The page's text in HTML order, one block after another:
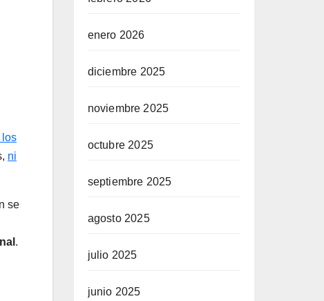
los
ni
se
.
enero 2026
diciembre 2025
noviembre 2025
octubre 2025
septiembre 2025
agosto 2025
julio 2025
junio 2025